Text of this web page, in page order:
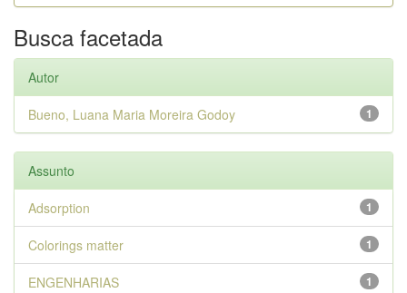
Busca facetada
Autor
1
Bueno, Luana Maria Moreira Godoy
Assunto
1
Adsorption
1
Colorings matter
1
ENGENHARIAS